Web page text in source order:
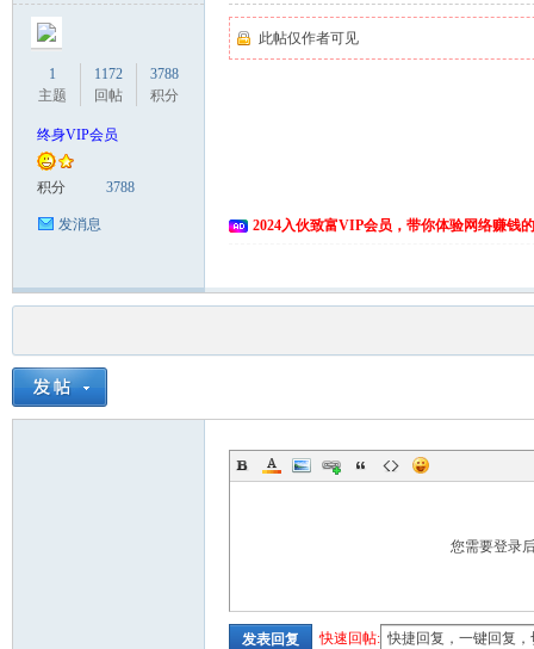
1
主题
1172
回帖
3788
积分
终身VIP会员
积分 3788
发消息
此帖仅作者可见
2024入伙致富VIP会员，带你体验网络赚钱
您需要登录
发表回复 快速回帖: